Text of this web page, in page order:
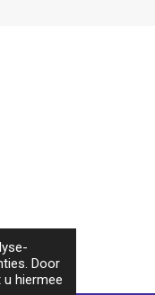
Door
u hiermee